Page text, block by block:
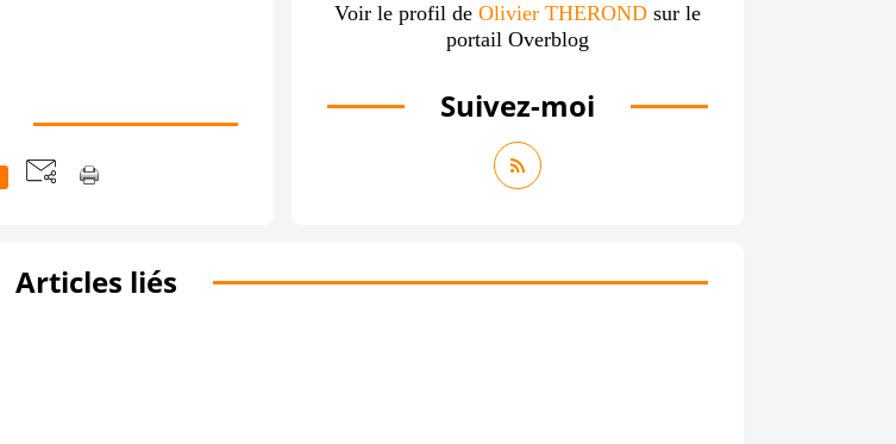
Voir le profil de Olivier THEROND sur le
portail Overblog
Suivez-moi
Articles liés